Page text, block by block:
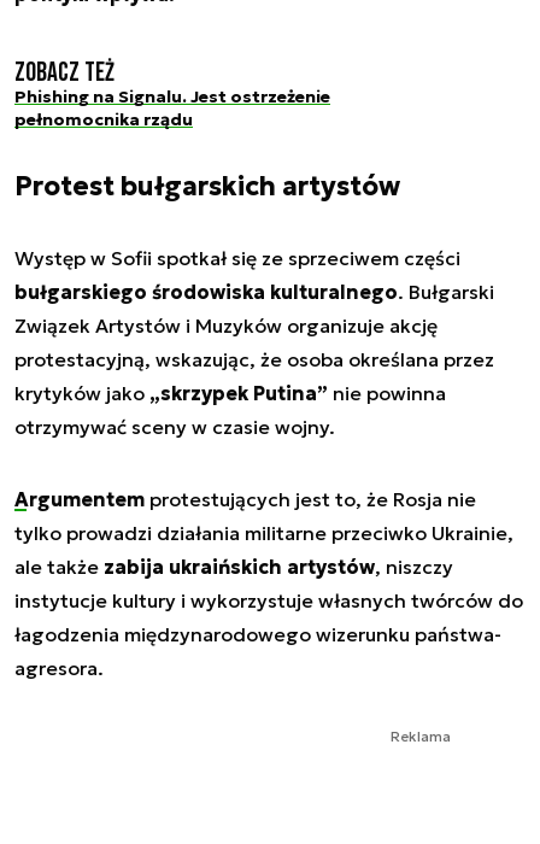
Zobacz też
Phishing na Signalu. Jest ostrzeżenie
pełnomocnika rządu
Protest bułgarskich artystów
Występ w Sofii spotkał się ze sprzeciwem części
bułgarskiego środowiska kulturalnego. Bułgarski
Związek Artystów i Muzyków organizuje akcję
protestacyjną, wskazując, że osoba określana przez
krytyków jako „skrzypek Putina” nie powinna
otrzymywać sceny w czasie wojny.
Argumentem protestujących jest to, że Rosja nie
tylko prowadzi działania militarne przeciwko Ukrainie,
ale także zabija ukraińskich artystów, niszczy
instytucje kultury i wykorzystuje własnych twórców do
łagodzenia międzynarodowego wizerunku państwa-
agresora.
Reklama